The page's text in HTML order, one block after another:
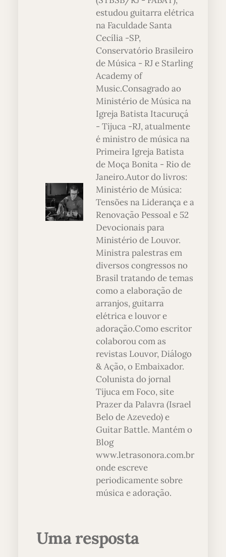
estudou guitarra elétrica
na Faculdade Santa
Cecília -SP,
Conservatório Brasileiro
de Música - RJ e Starling
Academy of
Music.Consagrado ao
Ministério de Música na
Igreja Batista Itacuruçá
- Tijuca -RJ, atualmente
é ministro de música na
Primeira Igreja Batista
de Moça Bonita - Rio de
Janeiro.Autor do livros:
Ministério de Música:
Tensões na Liderança e a
Renovação Pessoal e 52
Devocionais para
Ministério de Louvor.
Ministra palestras em
diversos congressos no
Brasil tratando de temas
como a elaboração de
arranjos, guitarra
elétrica e louvor e
adoração.Como escritor
colaborou com as
revistas Louvor, Diálogo
& Ação, o Embaixador.
Colunista do jornal
Tijuca em Foco, site
Prazer da Palavra (Israel
Belo de Azevedo) e
Guitar Battle. Mantém o
Blog
www.letrasonora.com.br
onde escreve
periodicamente sobre
música e adoração.
Uma resposta